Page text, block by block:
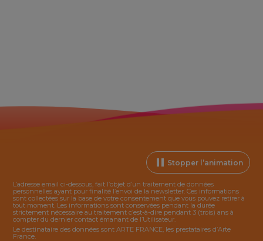
Stopper l’animation
L’adresse email ci-dessous, fait l’objet d’un traitement de données
personnelles ayant pour finalité l’envoi de la newsletter. Ces informations
sont collectées sur la base de votre consentement que vous pouvez retirer à
tout moment. Les informations sont conservées pendant la durée
strictement nécessaire au traitement c’est-à-dire pendant 3 (trois) ans à
compter du dernier contact émanant de l’Utilisateur.
Le destinataire des données sont ARTE FRANCE, les prestataires d’Arte
France.